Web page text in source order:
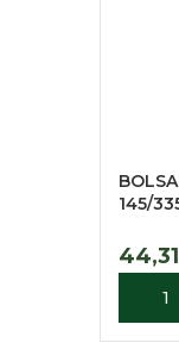
145/
44,31